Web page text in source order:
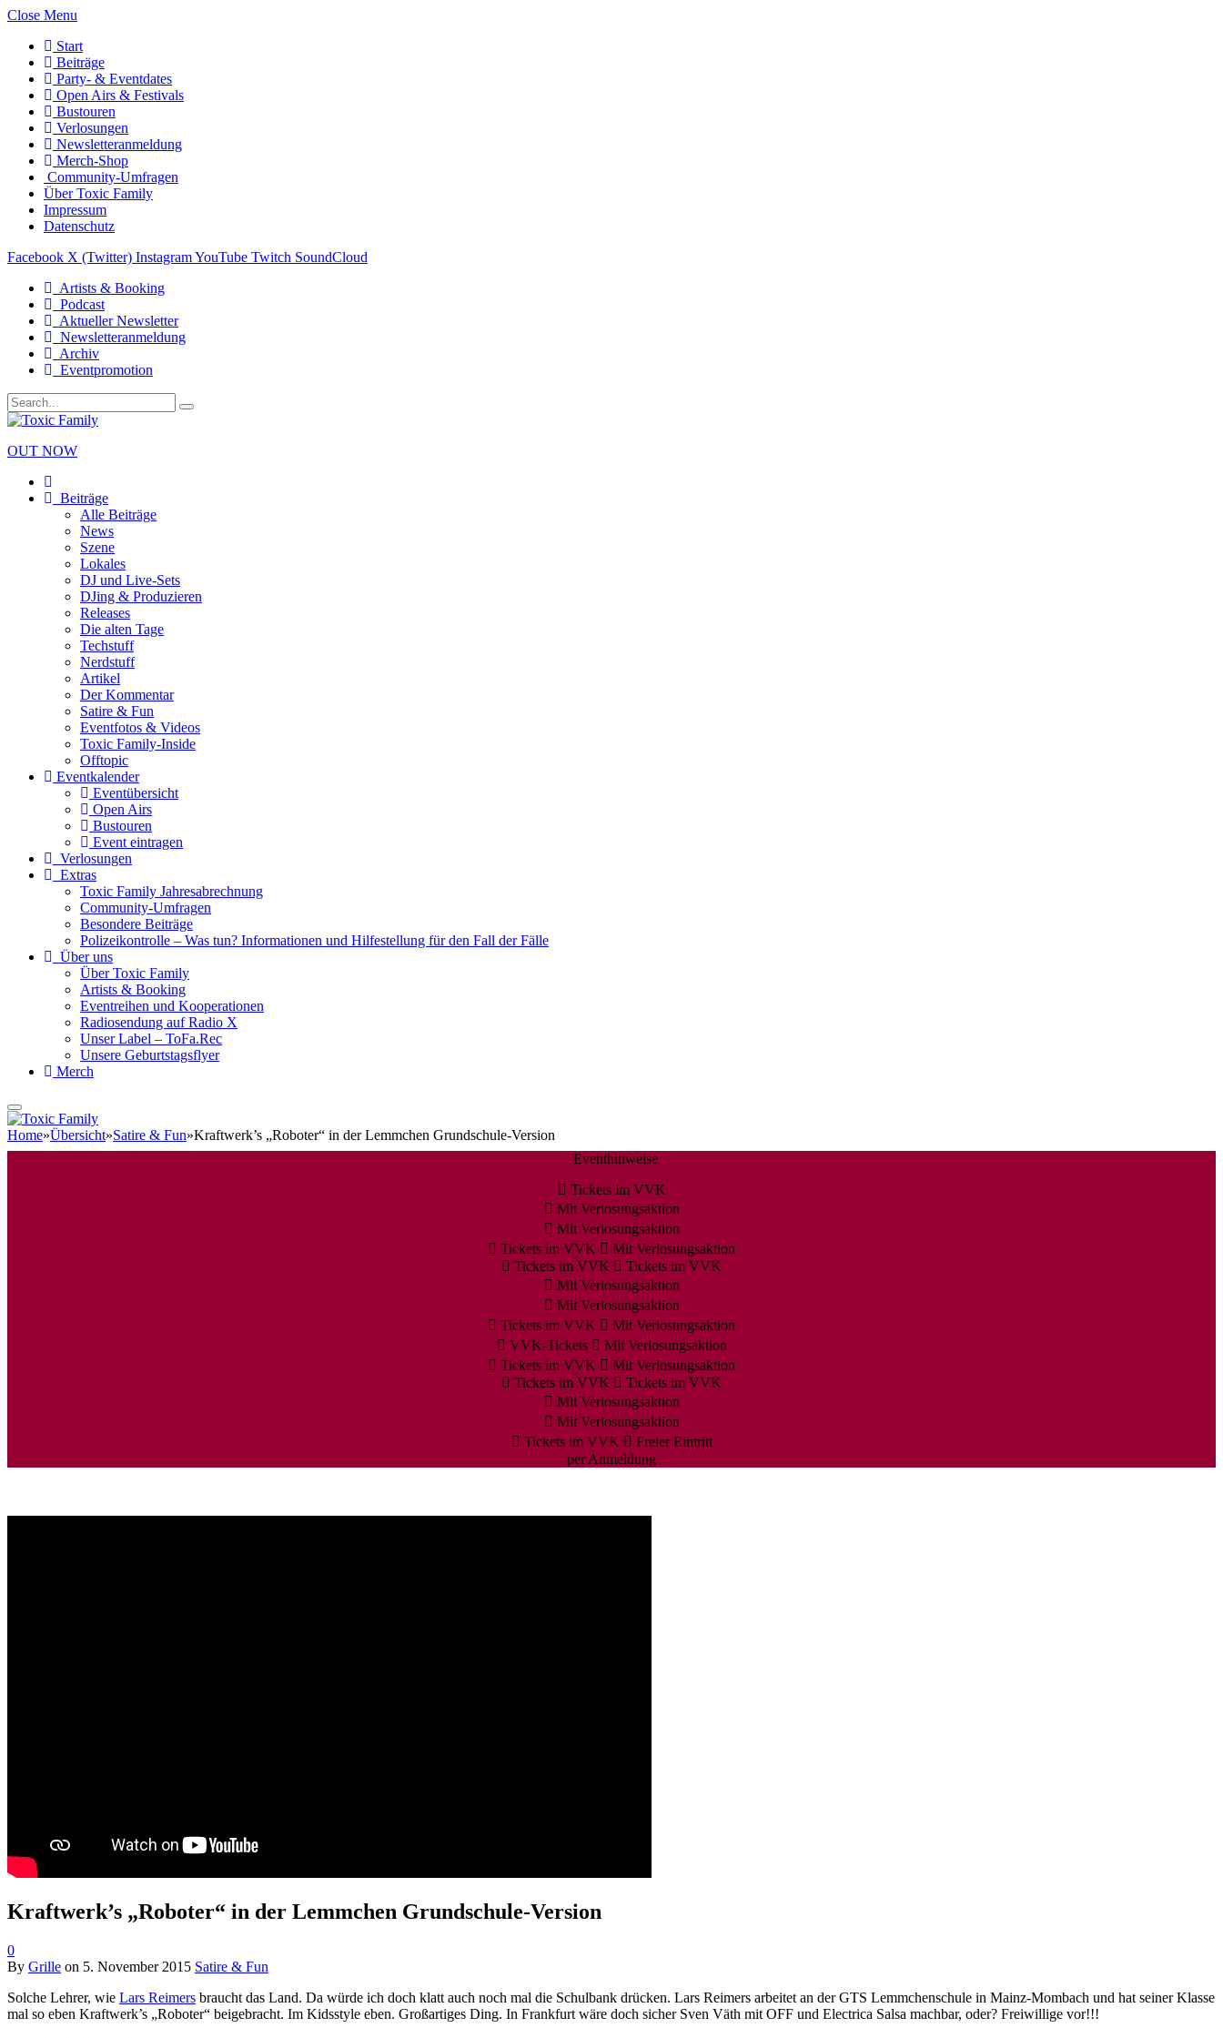
Close Menu
Start
Beiträge
Party- & Eventdates
Open Airs & Festivals
Bustouren
Verlosungen
Newsletteranmeldung
Merch-Shop
Community-Umfragen
Über Toxic Family
Impressum
Datenschutz
Facebook X (Twitter) InstagramYouTube Twitch SoundCloud
Artists & Booking
Podcast
Aktueller Newsletter
Newsletteranmeldung
Archiv
Eventpromotion
OUT NOW
Beiträge
Alle Beiträge
News
Szene
Lokales
DJ und Live-Sets
DJing & Produzieren
Releases
Die alten Tage
Techstuff
Nerdstuff
Artikel
Der Kommentar
Satire & Fun
Eventfotos & Videos
Toxic Family-Inside
Offtopic
Eventkalender
Eventübersicht
Open Airs
Bustouren
Event eintragen
Verlosungen
Extras
Toxic Family Jahresabrechnung
Community-Umfragen
Besondere Beiträge
Polizeikontrolle – Was tun? Informationen und Hilfestellung für den Fall der Fälle
Über uns
Über Toxic Family
Artists & Booking
Eventreihen und Kooperationen
Radiosendung auf Radio X
Unser Label – ToFa.Rec
Unsere Geburtstagsflyer
Merch
Home»Übersicht»Satire & Fun»Kraftwerk’s „Roboter“ in der Lemmchen Grundschule-Version
Eventhinweise
Tickets im VVK
Mit Verlosungsaktion
Mit Verlosungsaktion
Tickets im VVK
Mit Verlosungsaktion
Tickets im VVK
Tickets im VVK
Mit Verlosungsaktion
Mit Verlosungsaktion
Tickets im VVK
Mit Verlosungsaktion
VVK-Tickets
Mit Verlosungsaktion
Tickets im VVK
Mit Verlosungsaktion
Tickets im VVK
Tickets im VVK
Mit Verlosungsaktion
Mit Verlosungsaktion
Tickets im VVK
Freier Eintritt
per Anmeldung
Kraftwerk’s „Roboter“ in der Lemmchen Grundschule-Version
0
By Grille on 5. November 2015 Satire & Fun
Solche Lehrer, wie Lars Reimers braucht das Land. Da würde ich doch klatt auch noch mal die Schulbank drücken. Lars Reimers arbeitet an der GTS Lemmchenschule in Mainz-Mombach und hat seiner Klasse
mal so eben Kraftwerk’s „Roboter“ beigebracht. Im Kidsstyle eben. Großartiges Ding. In Frankfurt wäre doch sicher Sven Väth mit OFF und Electrica Salsa machbar, oder? Freiwillige vor!!!